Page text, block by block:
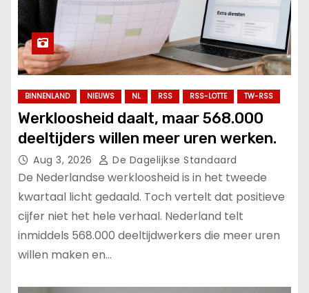
BINNENLAND NIEUWS NL RSS RSS-LOTTE TW-RSS
Werkloosheid daalt, maar 568.000
deeltijders willen meer uren werken.
Aug 3, 2026 De Dagelijkse Standaard
De Nederlandse werkloosheid is in het tweede
kwartaal licht gedaald. Toch vertelt dat positieve
cijfer niet het hele verhaal. Nederland telt
inmiddels 568.000 deeltijdwerkers die meer uren
willen maken en…